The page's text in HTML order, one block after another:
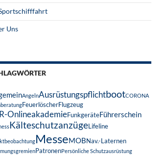
Uns
AngelnAusrüstungspflichtbootCORONA
FeuerlöscherFlugzeug
OnlineakademieFunkgeräteFührerschein
KälteschutzanzügeLifeline
MesseMOBNav.-Laternen
PatronenPersönliche Schutzausrüstung